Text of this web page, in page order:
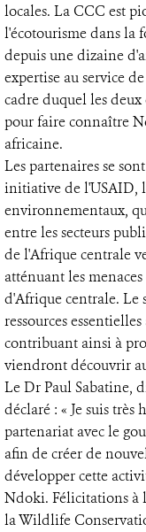
locales. La CCC est
l'écotourisme dans la
depuis une dizaine
expertise au service
cadre duquel les
pour faire connaître
africaine.
Les partenaires se
initiative de l'USAID,
environnementaux,
entre les secteurs
de l'Afrique centrale
atténuant les
d'Afrique centrale. Le
ressources
contribuant ainsi à
viendront découvrir
Le Dr Paul Sabatine,
déclaré : « Je suis
partenariat avec le
afin de créer de
développer cette
Ndoki. Félicitations à
la Wildlife